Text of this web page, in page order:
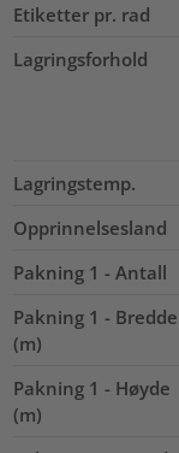
Etiketter pr. rad
Lagringsforhold
Lagringstemp.
Opprinnelsesland
Pakning 1 - Antall
Pakning 1 - Bredde
(m)
Pakning 1 - Høyde
(m)